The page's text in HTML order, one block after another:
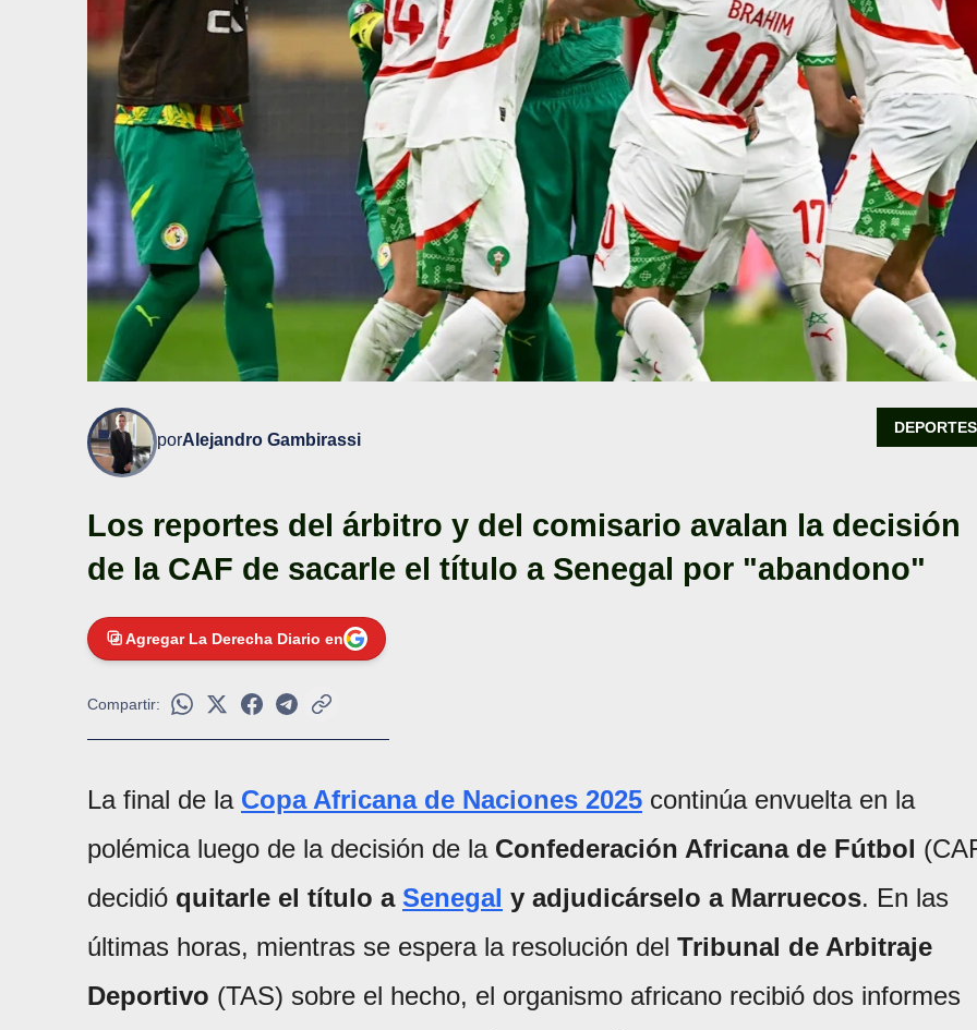
porAlejandro Gambirassi
DEPORTES
Los reportes del árbitro y del comisario avalan la decisión
de la CAF de sacarle el título a Senegal por "abandono"
Agregar La Derecha Diario en
Compartir:
La final de la Copa Africana de Naciones 2025 continúa envuelta en la
polémica luego de la decisión de la Confederación Africana de Fútbol
decidió quitarle el título a Senegal y adjudicárselo a Marruecos. En las
últimas horas, mientras se espera la resolución del Tribunal de Arbitraje
Deportivo (TAS) sobre el hecho, el organismo africano recibió dos informes